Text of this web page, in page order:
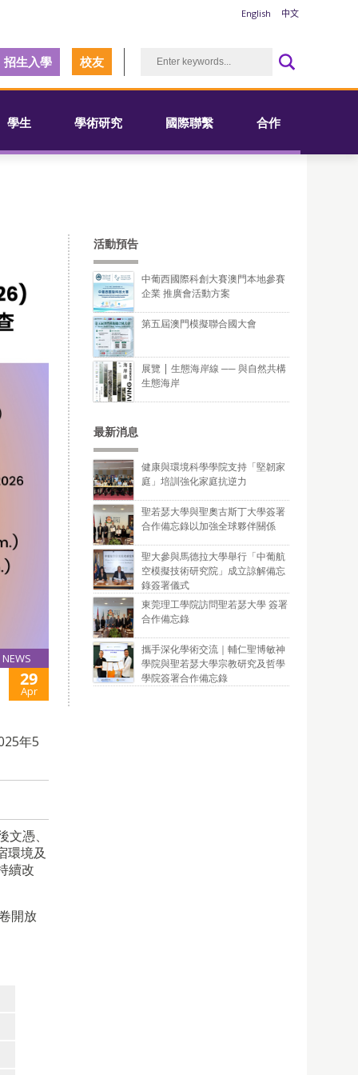
English 中文
招生入學 校友
學生 學術研究 國際聯繫 合作
NEWS
29
Apr
年5
憑、
環境及
續改
開放
活動預告
中葡西國際科創大賽澳門本地參賽
企業 推廣會活動方案
第五屆澳門模擬聯合國大會
展覽 | 生態海岸線 ── 與自然共構
生態海岸
最新消息
健康與環境科學學院支持「堅韌家
庭」培訓強化家庭抗逆力
聖若瑟大學與聖奧古斯丁大學簽署
合作備忘錄以加強全球夥伴關係
聖大參與馬德拉大學舉行「中葡航
空模擬技術研究院」成立諒解備忘
錄簽署儀式
東莞理工學院訪問聖若瑟大學 簽署
合作備忘錄
攜手深化學術交流｜輔仁聖博敏神
學院與聖若瑟大學宗教研究及哲學
學院簽署合作備忘錄